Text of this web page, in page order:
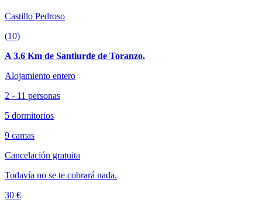
Castillo Pedroso
(10)
A 3.6 Km de Santiurde de Toranzo.
Alojamiento entero
2 - 11 personas
5 dormitorios
9 camas
Cancelación gratuita
Todavía no se te cobrará nada.
30 €